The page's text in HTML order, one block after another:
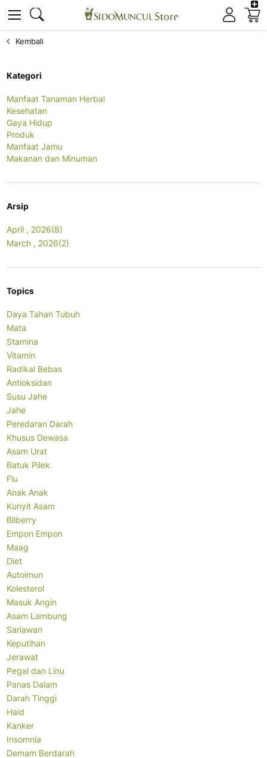
Kembali
Kategori
Manfaat Tanaman Herbal
Kesehatan
Gaya Hidup
Produk
Manfaat Jamu
Makanan dan Minuman
Arsip
April , 2026(8)
March , 2026(2)
Topics
Daya Tahan Tubuh
Mata
Stamina
Vitamin
Radikal Bebas
Antioksidan
Susu Jahe
Jahe
Peredaran Darah
Khusus Dewasa
Asam Urat
Batuk Pilek
Flu
Anak Anak
Kunyit Asam
Bilberry
Empon Empon
Maag
Diet
Autoimun
Kolesterol
Masuk Angin
Asam Lambung
Sariawan
Keputihan
Jerawat
Pegal dan Linu
Panas Dalam
Darah Tinggi
Haid
Kanker
Insomnia
Demam Berdarah